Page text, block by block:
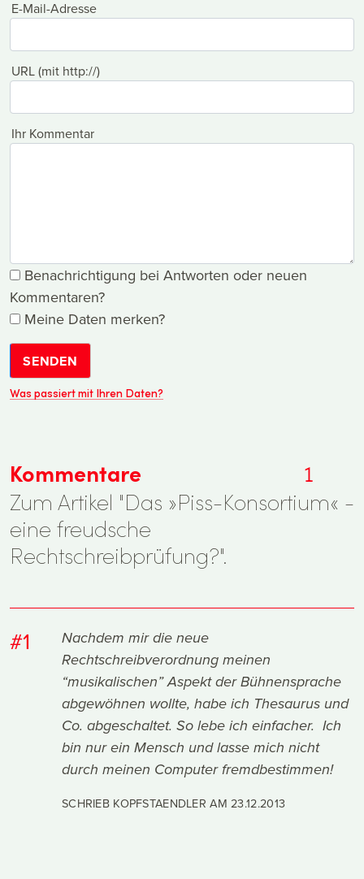
E-Mail-Adresse
URL (mit http://)
Ihr Kommentar
Benachrichtigung bei Antworten oder neuen
Kommentaren?
Meine Daten merken?
SENDEN
Was passiert mit Ihren Daten?
Kommentare
1
Zum Artikel "Das »Piss-Konsortium« -
eine freudsche
Rechtschreibprüfung?".
#1
Nachdem mir die neue
Rechtschreibverordnung meinen
“musikalischen” Aspekt der Bühnensprache
abgewöhnen wollte, habe ich Thesaurus und
Co. abgeschaltet. So lebe ich einfacher. Ich
bin nur ein Mensch und lasse mich nicht
durch meinen Computer fremdbestimmen!
SCHRIEB KOPFSTAENDLER AM23.12.2013